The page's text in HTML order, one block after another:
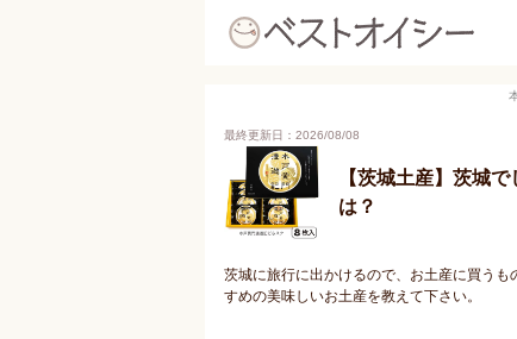
最終更新日：2026/08/08
【茨城土産】茨城
は？
茨城に旅行に出かけるので、お土産に買う
すめの美味しいお土産を教えて下さい。